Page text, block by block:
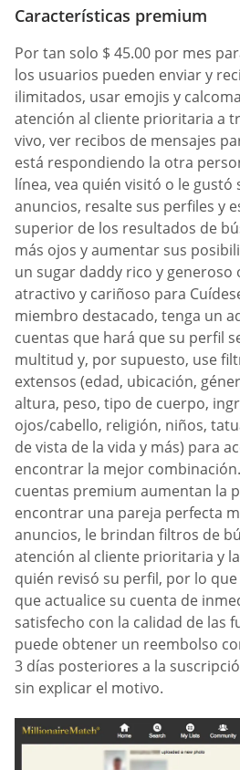
Características premium
Por tan solo $ 45.00 por mes
los usuarios pueden enviar y
ilimitados, usar emojis y
atención al cliente prioritaria a
vivo, ver recibos de mensajes
está respondiendo la otra
línea, vea quién visitó o le gustó
anuncios, resalte sus perfiles y
superior de los resultados de
más ojos y aumentar sus
un sugar daddy rico y generoso
atractivo y cariñoso para
miembro destacado, tenga un
cuentas que hará que su perfil
multitud y, por supuesto, use
extensos (edad, ubicación,
altura, peso, tipo de cuerpo,
ojos/cabello, religión, niños,
de vista de la vida y más) para
encontrar la mejor
cuentas premium aumentan la
encontrar una pareja perfecta
anuncios, le brindan filtros de
atención al cliente prioritaria y
quién revisó su perfil, por lo
que actualice su cuenta de
satisfecho con la calidad de las
puede obtener un reembolso
3 días posteriores a la
sin explicar el motivo.